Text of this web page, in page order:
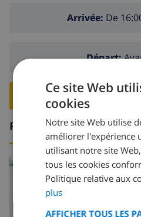
Arrivée: De
Départ:
RESERVER
Région
En savoir plus
Espagne>
Ce site Web
cookies
Notre site Web utilise
améliorer l'expérience
utilisant notre site
tous les cookies
Politique relative aux
plus
AFFICHER TOUS LES